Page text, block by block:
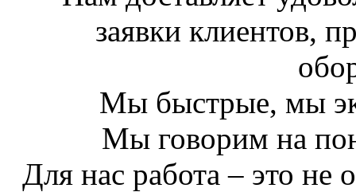
заявки клиентов,
Мы быстрые, мы
Мы говорим на
Для нас работа – это не